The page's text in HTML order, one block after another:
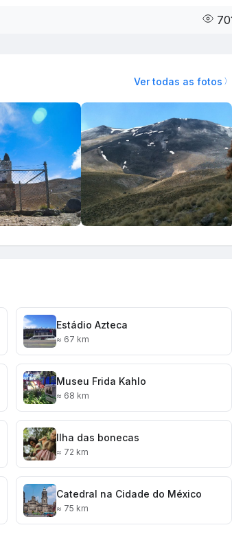
Ver todas as fotos
Estádio Azteca
≈ 67 km
Museu Frida Kahlo
≈ 68 km
Ilha das bonecas
≈ 72 km
Catedral na Cidade do México
≈ 75 km